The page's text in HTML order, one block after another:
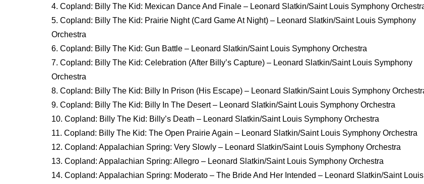
4. Copland: Billy The Kid: Mexican Dance And Finale – Leonard Slatkin/Saint Louis Symphony
5. Copland: Billy The Kid: Prairie Night (Card Game At Night) – Leonard Slatkin/Saint Louis Symphony
Orchestra
6. Copland: Billy The Kid: Gun Battle – Leonard Slatkin/Saint Louis Symphony Orchestra
7. Copland: Billy The Kid: Celebration (After Billy’s Capture) – Leonard Slatkin/Saint Louis Symphony
Orchestra
8. Copland: Billy The Kid: Billy In Prison (His Escape) – Leonard Slatkin/Saint Louis Symphony
9. Copland: Billy The Kid: Billy In The Desert – Leonard Slatkin/Saint Louis Symphony Orchestra
10. Copland: Billy The Kid: Billy’s Death – Leonard Slatkin/Saint Louis Symphony Orchestra
11. Copland: Billy The Kid: The Open Prairie Again – Leonard Slatkin/Saint Louis Symphony Orchestra
12. Copland: Appalachian Spring: Very Slowly – Leonard Slatkin/Saint Louis Symphony Orchestra
13. Copland: Appalachian Spring: Allegro – Leonard Slatkin/Saint Louis Symphony Orchestra
14. Copland: Appalachian Spring: Moderato – The Bride And Her Intended – Leonard Slatkin/Saint Louis